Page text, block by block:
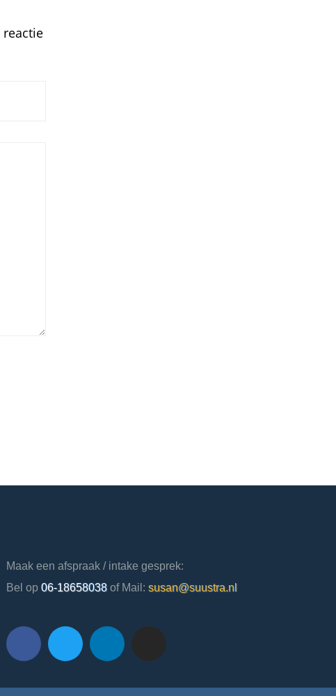
Maak een afspraak / intake gesprek:
Bel op 06-18658038of Mail: susan@suustra.nl